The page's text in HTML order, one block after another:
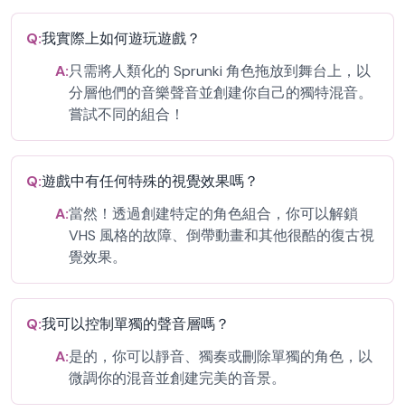
Q:我實際上如何遊玩遊戲？
A:只需將人類化的 Sprunki 角色拖放到舞台上，以
分層他們的音樂聲音並創建你自己的獨特混音。
嘗試不同的組合！
Q:遊戲中有任何特殊的視覺效果嗎？
A:當然！透過創建特定的角色組合，你可以解鎖
VHS 風格的故障、倒帶動畫和其他很酷的復古視
覺效果。
Q:我可以控制單獨的聲音層嗎？
A:是的，你可以靜音、獨奏或刪除單獨的角色，以
微調你的混音並創建完美的音景。